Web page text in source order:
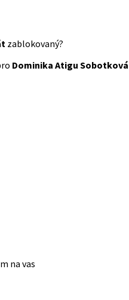
zablokovaný?
Dominika Atigu Sobotková
na vas